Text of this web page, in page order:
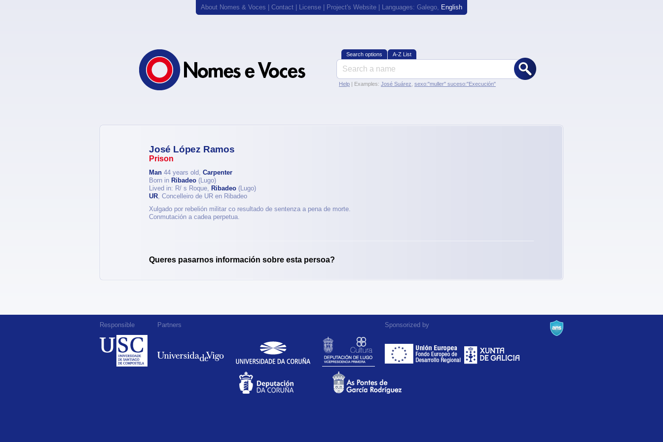
About Nomes & Voces Contact License Project's Website | Languages: Galego, English
Search options A-Z List
Help | Examples: José Suárez sexo:"muller" suceso:"Execución"
José López Ramos
Prison
Man 44 years old, Carpenter
Born in Ribadeo (Lugo)
Lived in: R/ s Roque, Ribadeo (Lugo)
UR, Concelleiro de UR en Ribadeo
Xulgado por rebelión militar co resultado de sentenza a pena de morte.
Conmutación a cadea perpetua.
Queres pasarnos información sobre esta persoa?
Responsible Partners Sponsorized by